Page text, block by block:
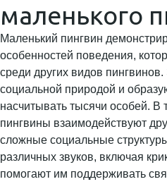
маленького
Маленький пингвин
особенностей поведения,
среди других видов
социальной природой и
насчитывать тысячи особей. В
пингвины взаимодействуют
сложные социальные
различных звуков, включая
помогают им поддерживать